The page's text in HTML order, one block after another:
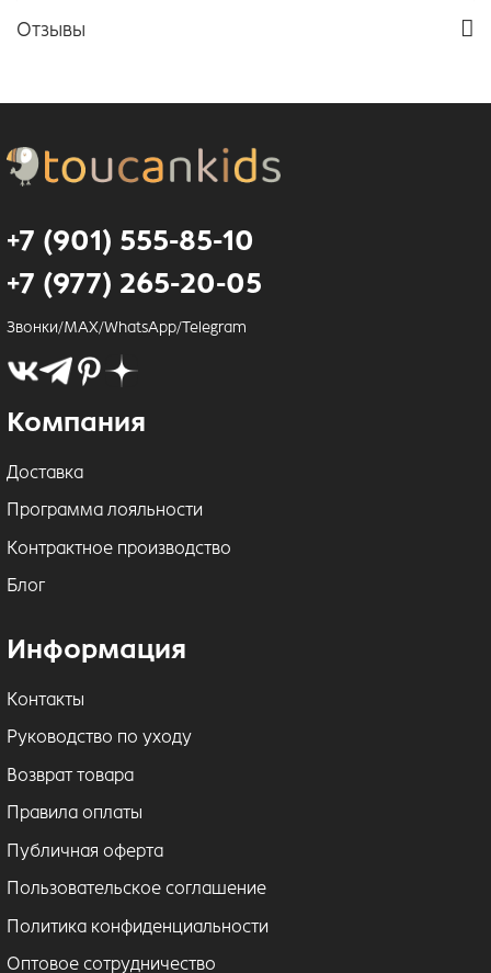
Отзывы
+7 (901) 555-85-10
+7 (977) 265-20-05
Звонки/MAX/WhatsApp/Telegram
Компания
Доставка
Программа лояльности
Контрактное производство
Блог
Информация
Контакты
Руководство по уходу
Возврат товара
Правила оплаты
Публичная оферта
Пользовательское соглашение
Политика конфиденциальности
Оптовое сотрудничество